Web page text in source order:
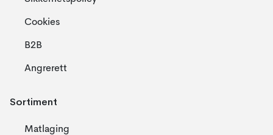
Cookies
B2B
Angrerett
Sortiment
Matlaging